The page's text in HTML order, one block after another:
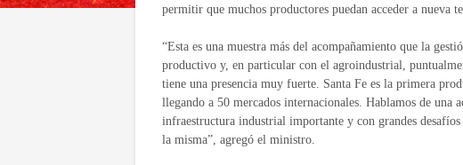
permitir que muchos productores puedan acceder a nueva
“Esta es una muestra más del acompañamiento que la
productivo y, en particular con el agroindustrial,
tiene una presencia muy fuerte. Santa Fe es la primera
llegando a 50 mercados internacionales. Hablamos de
infraestructura industrial importante y con grandes
la misma”, agregó el ministro.